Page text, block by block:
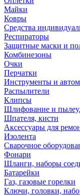
Майки
Ковры
Средства
Респираторы
Защитные маски и
Комбинезоны
Очки
Перчатки
Инструменты и
Распылители
Клипсы
Шлифование и
Шпателя, кисти
Аксессуары для
Изолента
Сварочное
Фонари
Шланги, наборы
Батарейки
Газ, газовые горелки
Ключи, головки,